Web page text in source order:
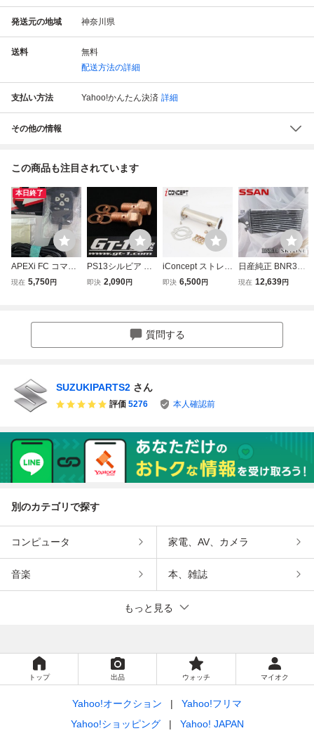
発送元の地域 神奈川県
送料
無料
配送方法の詳細
支払い方法 Yahoo!かんたん決済 詳細
その他の情報
この商品も注目されています
本日終了
APEXi FC コマン
ダー s13 s15 s14
現在 5,750円
PS13シルビア RP
S13 180SX用に H
POTキャリパー流
用／バンジョウボ
即決 2,090円
iConcept ストレー
ト触媒 AFセンサ
33 GT-R R32 BNR
32 BCNR33 C33
即決 6,500円
日産純正 BNR34
スカイライン GT-
現在 12,639円
質問する
SUZUKIPARTS2 さん
評価 5276 本人確認前
別のカテゴリで探す
コンピュータ 家電、AV、カメラ
音楽 本、雑誌
もっと見る
トップ 出品 ウォッチ マイオク
Yahoo!オークション
Yahoo!フリマ
Yahoo!ショッピング
Yahoo! JAPAN